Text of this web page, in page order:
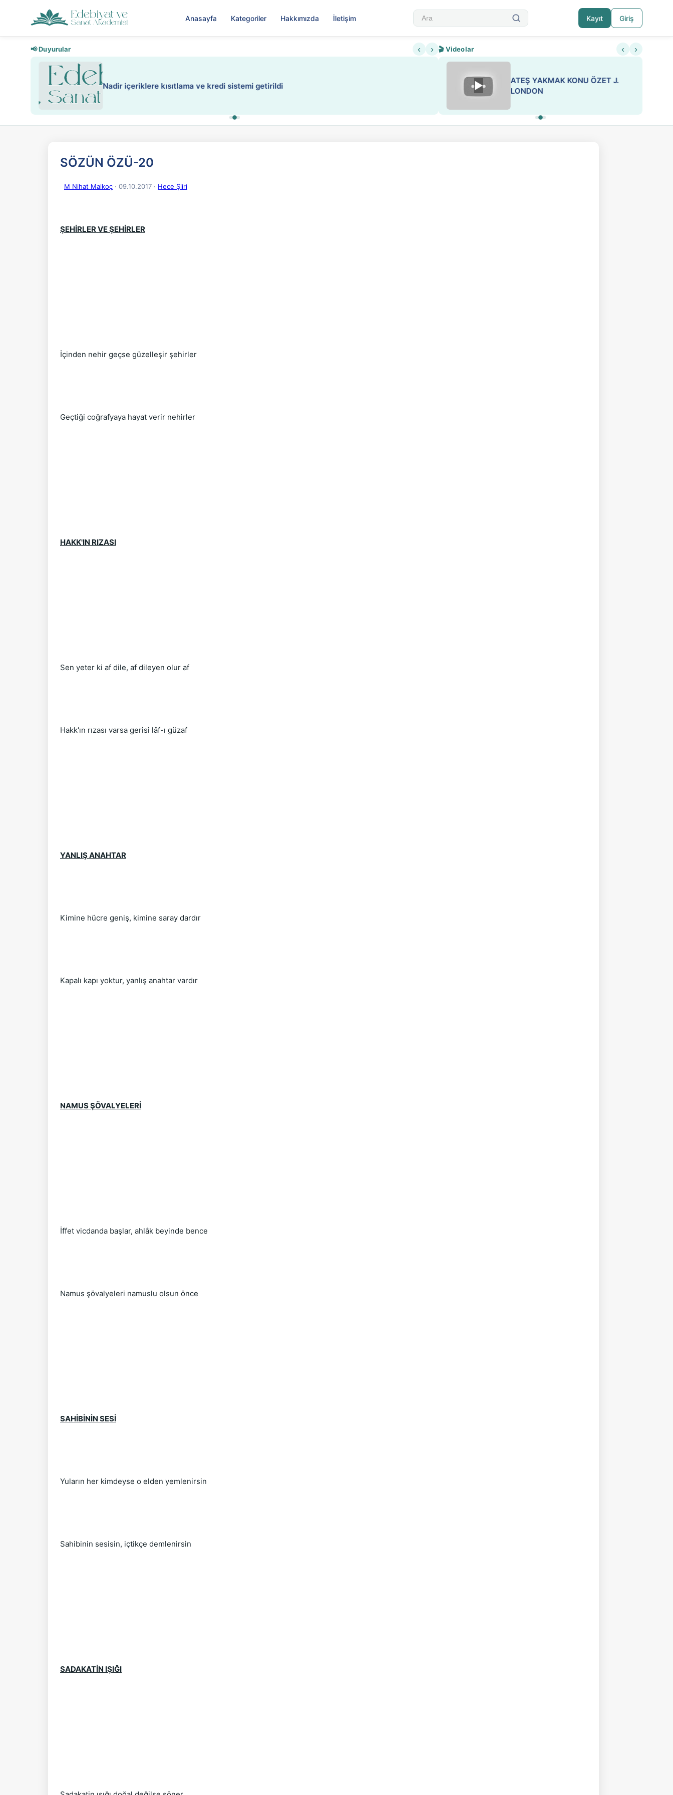
Anasayfa Kategoriler Hakkımızda İletişim Kayıt Giriş
📢 Duyurular ‹ ›
Nadir içeriklere kısıtlama ve kredi sistemi getirildi ESA 'da Sen de Paylaş
🎬 Videolar ‹ ›
▶ ▶
ATEŞ YAKMAK KONU ÖZET J.
LONDON
SÖZÜN ÖZÜ-20
M Nihat Malkoç · 09.10.2017 · Hece Şiiri
ŞEHİRLER VE ŞEHİRLER
İçinden nehir geçse güzelleşir şehirler
Geçtiği coğrafyaya hayat verir nehirler
HAKK'IN RIZASI
Sen yeter ki af dile, af dileyen olur af
Hakk'ın rızası varsa gerisi lâf-ı güzaf
YANLIŞ ANAHTAR
Kimine hücre geniş, kimine saray dardır
Kapalı kapı yoktur, yanlış anahtar vardır
NAMUS ŞÖVALYELERİ
İffet vicdanda başlar, ahlâk beyinde bence
Namus şövalyeleri namuslu olsun önce
SAHİBİNİN SESİ
Yuların her kimdeyse o elden yemlenirsin
Sahibinin sesisin, içtikçe demlenirsin
SADAKATİN IŞIĞI